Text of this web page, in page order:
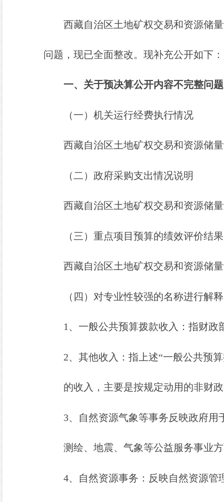
西藏自治区土地矿权交易和资源储
问题，现已全面整改。现补充公开如下：
一、关于预决算公开内容不完整问题
（一）机关运行经费执行情况
西藏自治区土地矿权交易和资源储
（二）政府采购支出情况说明
西藏自治区土地矿权交易和资源储
（三 ）重点项目预算的绩效评价结果
西藏自治区土地矿权交易和资源储
（ 四 ） 对专业性较强的名称进行解释
1 、一般公共预算拨款收入：指财政
2、其他收入：指上述“一般公共预
的收入，主要是按规定动用的非财
3、自然资源气象等事务反映政府用
测绘、地震、气象等公益服务事业
4、自然资源事务：反映自然资源管